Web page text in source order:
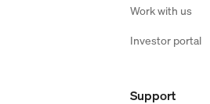
Work with us
Investor portal
Support